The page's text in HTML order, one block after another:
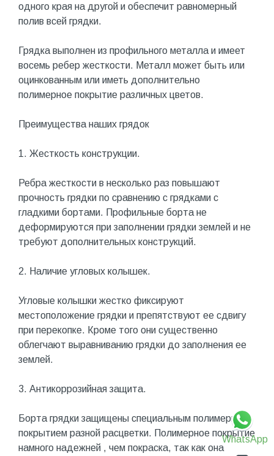
WhatsApp
одного края на другой и обеспечит равномерный
полив всей грядки.
Грядка выполнен из профильного металла и имеет
восемь ребер жесткости. Металл может быть или
оцинкованным или иметь дополнительно
полимерное покрытие различных цветов.
Преимущества наших грядок
1. Жесткость конструкции.
Ребра жесткости в несколько раз повышают
прочность грядки по сравнению с грядками с
гладкими бортами. Профильные борта не
деформируются при заполнении грядки землей и не
требуют дополнительных конструкций.
2. Наличие угловых колышек.
Угловые колышки жестко фиксируют
местоположение грядки и препятствуют ее сдвигу
при перекопке. Кроме того они существенно
облегчают выравниванию грядки до заполнения ее
землей.
3. Антикоррозийная защита.
Борта грядки защищены специальным полимерным
покрытием разной расцветки. Полимерное покрытие
намного надежней , чем покраска, так как она